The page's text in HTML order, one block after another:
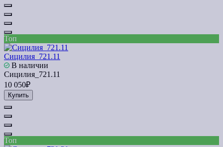
Топ
Сицилия_721.11
В наличии
Сицилия_721.11
10 050₽
Купить
Топ